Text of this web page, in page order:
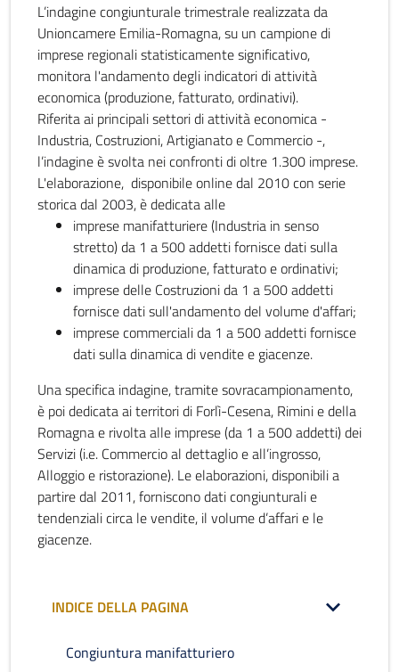
L’indagine congiunturale trimestrale realizzata da
Unioncamere Emilia-Romagna, su un campione di
imprese regionali statisticamente significativo,
monitora l'andamento degli indicatori di attività
economica (produzione, fatturato, ordinativi).
Riferita ai principali settori di attività economica -
Industria, Costruzioni, Artigianato e Commercio -,
l’indagine è svolta nei confronti di oltre 1.300 imprese.
L'elaborazione, disponibile online dal 2010 con serie
storica dal 2003, è dedicata alle
imprese manifatturiere (Industria in senso
stretto) da 1 a 500 addetti fornisce dati sulla
dinamica di produzione, fatturato e ordinativi;
imprese delle Costruzioni da 1 a 500 addetti
fornisce dati sull'andamento del volume d'affari;
imprese commerciali da 1 a 500 addetti fornisce
dati sulla dinamica di vendite e giacenze.
Una specifica indagine, tramite sovracampionamento,
è poi dedicata ai territori di Forlì-Cesena, Rimini e della
Romagna e rivolta alle imprese (da 1 a 500 addetti) dei
Servizi (i.e. Commercio al dettaglio e all’ingrosso,
Alloggio e ristorazione). Le elaborazioni, disponibili a
partire dal 2011, forniscono dati congiunturali e
tendenziali circa le vendite, il volume d’affari e le
giacenze.
INDICE DELLA PAGINA
Congiuntura manifatturiero